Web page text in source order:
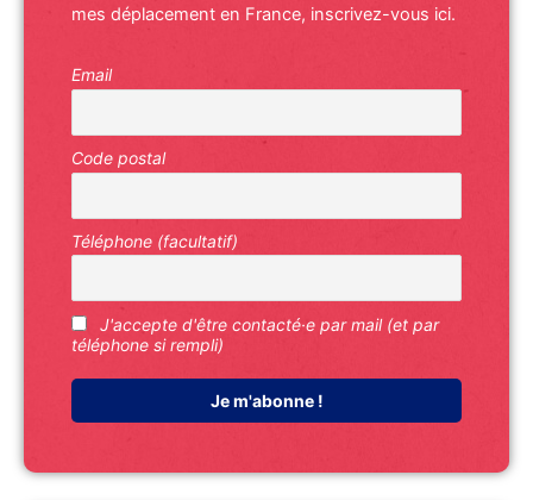
mes déplacement en France, inscrivez-vous ici.
Email
Code postal
Téléphone (facultatif)
J'accepte d'être contacté·e par mail (et par
téléphone si rempli)